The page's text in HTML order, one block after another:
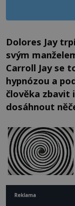
Dolores Jay
svým
Carroll Jay se
hypnózou a
člověka zbavit
dosáhnout
Reklama